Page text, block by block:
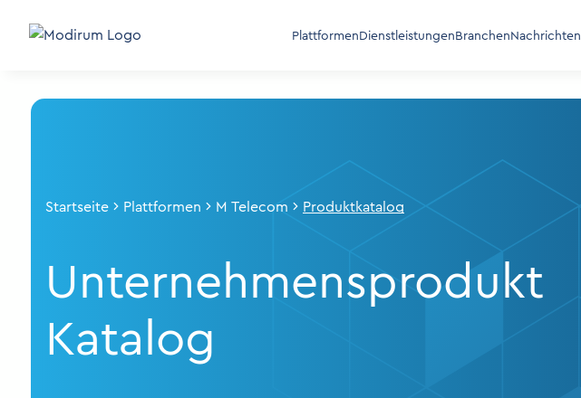
PlattformenDienstleistungenBranchenNachrichten
Startseite Plattformen M Telecom Produktkatalog
Unternehmensprodukt
Katalog